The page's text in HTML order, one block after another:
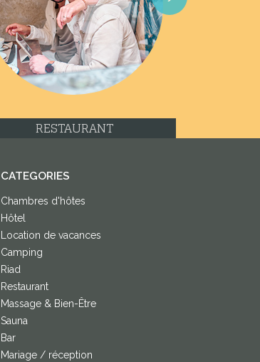
Next
RESTAURANT
CATEGORIES
Chambres d'hôtes
Hôtel
Location de vacances
Camping
Riad
Restaurant
Massage & Bien-Être
Sauna
Bar
Mariage / réception